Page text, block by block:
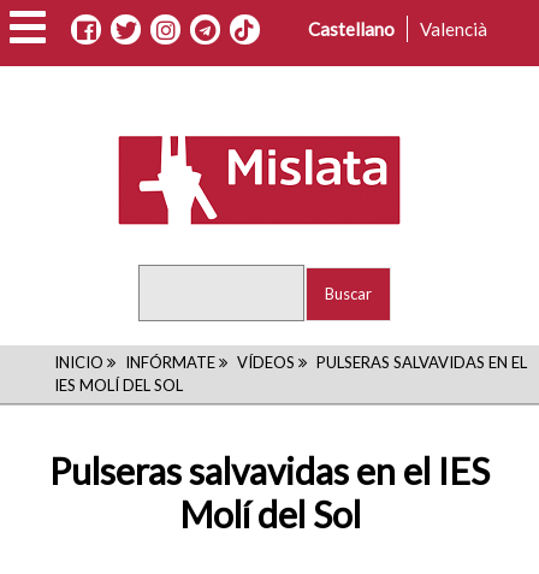
Pasar
al
contenido
Castellano Valencià
RUTA
DE
NAVEGACIÓN
INICIO INFÓRMATE VÍDEOS
PULSERAS SALVAVIDAS EN EL
IES MOLÍ DEL SOL
Pulseras salvavidas en el IES
Molí del Sol